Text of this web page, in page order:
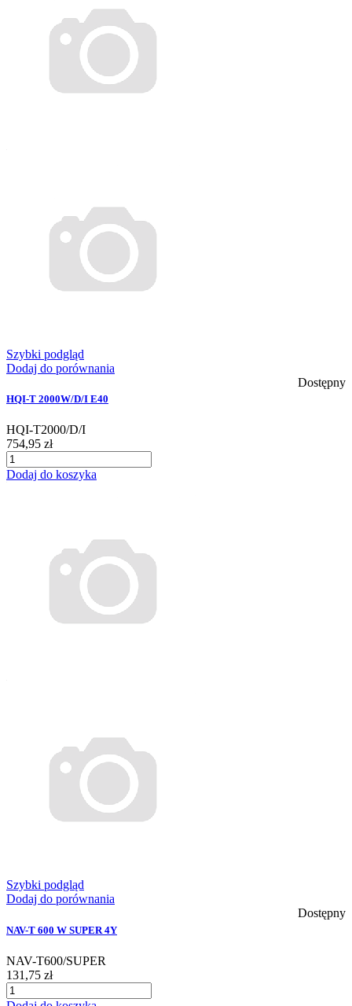
Szybki podgląd
Dodaj do porównania
Dostępny
HQI-T 2000W/D/I E40
HQI-T2000/D/I
754,95 zł
Dodaj do koszyka
Szybki podgląd
Dodaj do porównania
Dostępny
NAV-T 600 W SUPER 4Y
NAV-T600/SUPER
131,75 zł